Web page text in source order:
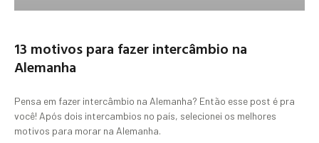
13 motivos para fazer intercâmbio na
Alemanha
Pensa em fazer intercâmbio na Alemanha? Então esse post é pra
você! Após dois intercambios no país, selecionei os melhores
motivos para morar na Alemanha.